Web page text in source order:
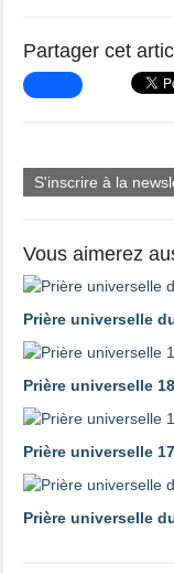
Partager cet
S'inscrire à la
Vous aimerez
Prière universelle
Prière universelle
Prière universelle
Prière universelle